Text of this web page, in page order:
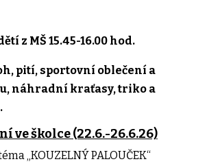
z MŠ 15.45-16.00 hod.
pití, sportovní oblečení a
náhradní kraťasy, triko a
ve školce (22.6.-26.6.26)
„KOUZELNÝ PALOUČEK“